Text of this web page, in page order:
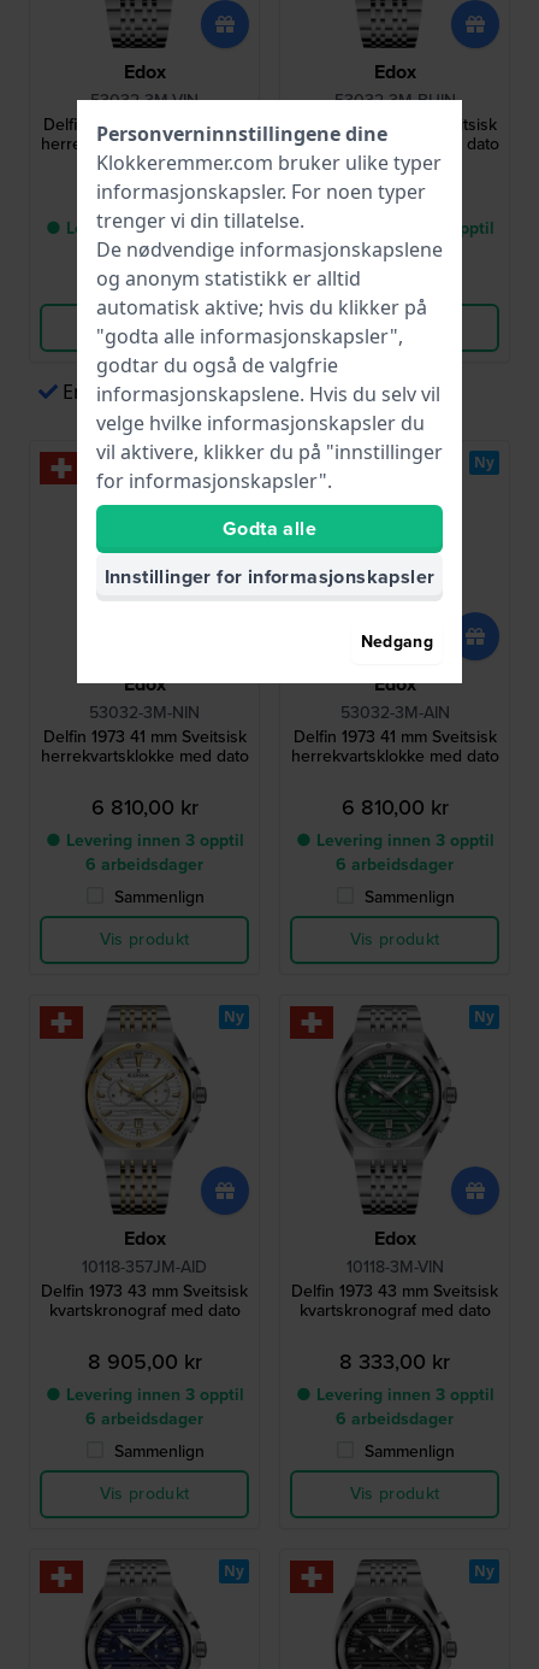
Edox
53032-3M-VIN
Delfin 1973 41 mm Sveitsisk
herrekvartsklokke med dato
6 810,00 kr
● Levering innen 3 opptil
6 arbeidsdager
Sammenlign
Vis produkt
Edox
53032-3M-BUIN
Delfin 1973 41 mm Sveitsisk
herrekvartsklokke med dato
6 810,00 kr
● Levering innen 3 opptil
6 arbeidsdager
Vis produkt
Enkel betaling via Apple Pay
Edox
53032-3M-NIN
Delfin 1973 41 mm Sveitsisk
herrekvartsklokke med dato
6 810,00 kr
● Levering innen 3 opptil
6 arbeidsdager
Sammenlign
Vis produkt
Ny
Edox
53032-3M-AIN
Delfin 1973 41 mm Sveitsisk
herrekvartsklokke med dato
6 810,00 kr
● Levering innen 3 opptil
6 arbeidsdager
Sammenlign
Vis produkt
Ny
Edox
10118-357JM-AID
Delfin 1973 43 mm Sveitsisk
kvartskronograf med dato
8 905,00 kr
● Levering innen 3 opptil
6 arbeidsdager
Sammenlign
Vis produkt
Ny
Edox
10118-3M-VIN
Delfin 1973 43 mm Sveitsisk
kvartskronograf med dato
8 333,00 kr
● Levering innen 3 opptil
6 arbeidsdager
Sammenlign
Vis produkt
Ny
Ny Ny
Personverninnstillingene dine
Klokkeremmer.com bruker ulike typer
informasjonskapsler. For noen typer
trenger vi din tillatelse.
De nødvendige informasjonskapslene
og anonym statistikk er alltid
automatisk aktive; hvis du klikker på
"godta alle informasjonskapsler",
godtar du også de valgfrie
informasjonskapslene. Hvis du selv vil
velge hvilke informasjonskapsler du
vil aktivere, klikker du på "innstillinger
for informasjonskapsler".
Godta alle
Innstillinger for informasjonskapsler
Nedgang